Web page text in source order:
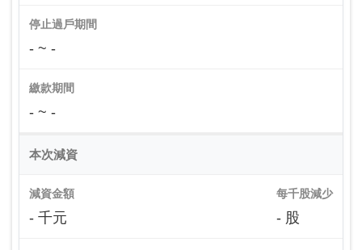
停止過戶期間
- ~ -
繳款期間
- ~ -
本次減資
減資金額
- 千元
每千股減少
- 股